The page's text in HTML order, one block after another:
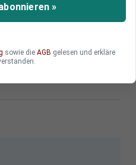
Jim
»
sowie die AGB gelesen und erkläre